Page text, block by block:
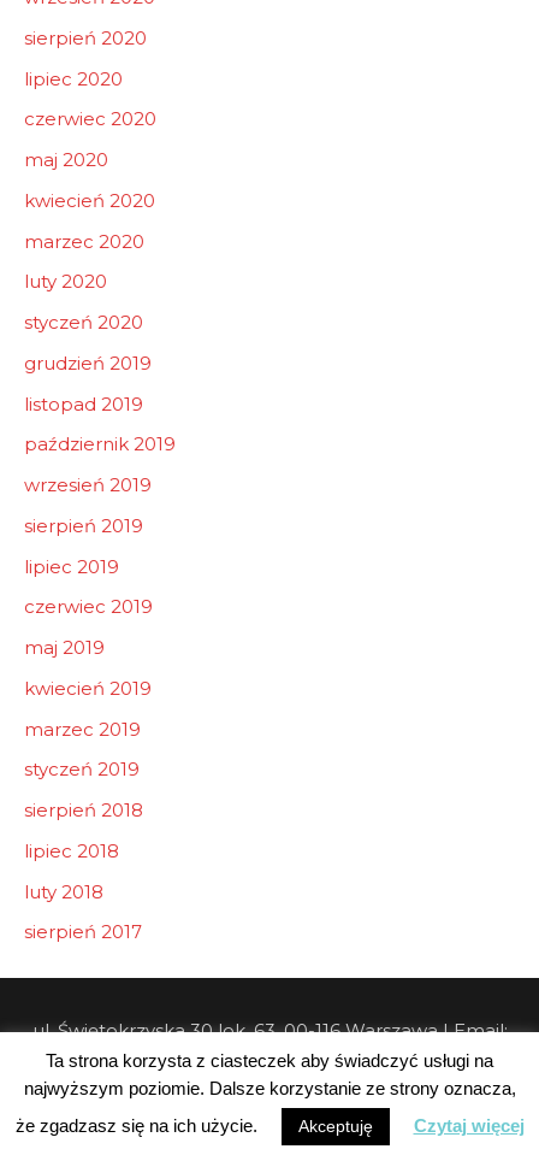
sierpień 2020
lipiec 2020
czerwiec 2020
maj 2020
kwiecień 2020
marzec 2020
luty 2020
styczeń 2020
grudzień 2019
listopad 2019
październik 2019
wrzesień 2019
sierpień 2019
lipiec 2019
czerwiec 2019
maj 2019
kwiecień 2019
marzec 2019
styczeń 2019
sierpień 2018
lipiec 2018
luty 2018
sierpień 2017
ul. Świętokrzyska 30 lok. 63, 00-116 Warszawa | Email:
info@pw-consulting.pl
Copyright © 2026 Private Wealth Consulting
Ta strona korzysta z ciasteczek aby świadczyć usługi na
najwyższym poziomie. Dalsze korzystanie ze strony oznacza,
że zgadzasz się na ich użycie.
Akceptuję Czytaj więcej